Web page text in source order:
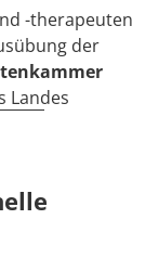
-therapeuten
der
Landes